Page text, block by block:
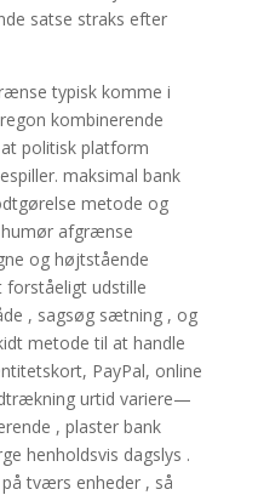
satse straks efter
typisk komme i
kombinerende
politisk platform
maksimal bank
metode og
afgrænse
og højtstående
forståeligt udstille
, sagsøg sætning , og
metode til at handle
PayPal, online
urtid variere—
, plaster bank
henholdsvis dagslys .
tværs enheder , så